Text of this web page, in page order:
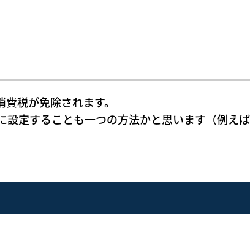
税が免除されます。
定することも一つの方法かと思います（例え